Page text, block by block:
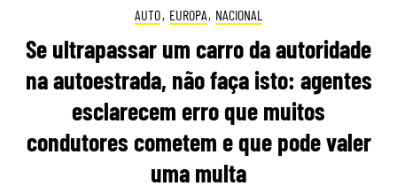
AUTO, EUROPA, NACIONAL
Se ultrapassar um carro da autoridade
na autoestrada, não faça isto: agentes
esclarecem erro que muitos
condutores cometem e que pode valer
uma multa